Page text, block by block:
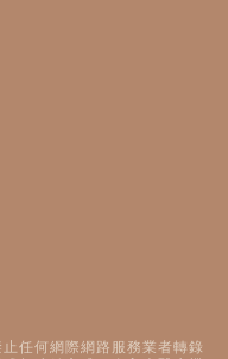
任何網際網路服務業者轉錄